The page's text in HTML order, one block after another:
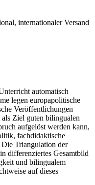
internationaler Versand
automatisch
legen europapolitische
Veröffentlichungen
Ziel guten bilingualen
aufgelöst werden kann,
fachdidaktische
Triangulation der
differenziertes Gesamtbild
und bilingualem
auf dieses